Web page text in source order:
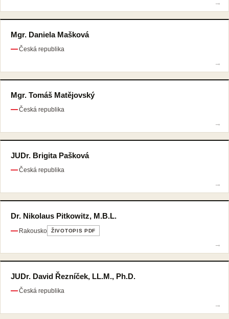
Mgr. Daniela Mašková
Česká republika
Mgr. Tomáš Matějovský
Česká republika
JUDr. Brigita Pašková
Česká republika
Dr. Nikolaus Pitkowitz, M.B.L.
Rakousko ŽIVOTOPIS PDF
JUDr. David Řezníček, LL.M., Ph.D.
Česká republika